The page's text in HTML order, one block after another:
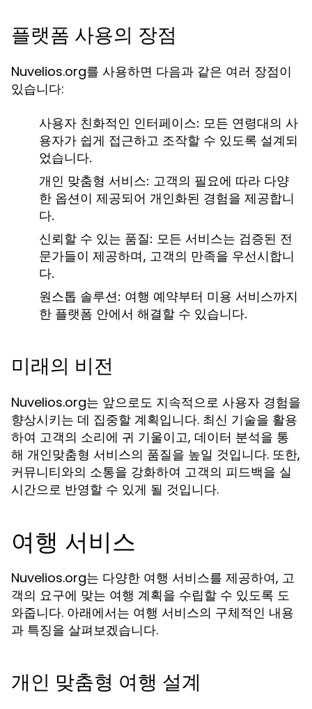
플랫폼 사용의 장점
Nuvelios.org를 사용하면 다음과 같은 여러 장점이
있습니다:
사용자 친화적인 인터페이스: 모든 연령대의 사
용자가 쉽게 접근하고 조작할 수 있도록 설계되
었습니다.
개인 맞춤형 서비스: 고객의 필요에 따라 다양
한 옵션이 제공되어 개인화된 경험을 제공합니
다.
신뢰할 수 있는 품질: 모든 서비스는 검증된 전
문가들이 제공하며, 고객의 만족을 우선시합니
다.
원스톱 솔루션: 여행 예약부터 미용 서비스까지
한 플랫폼 안에서 해결할 수 있습니다.
미래의 비전
Nuvelios.org는 앞으로도 지속적으로 사용자 경험을
향상시키는 데 집중할 계획입니다. 최신 기술을 활용
하여 고객의 소리에 귀 기울이고, 데이터 분석을 통
해 개인맞춤형 서비스의 품질을 높일 것입니다. 또한,
커뮤니티와의 소통을 강화하여 고객의 피드백을 실
시간으로 반영할 수 있게 될 것입니다.
여행 서비스
Nuvelios.org는 다양한 여행 서비스를 제공하여, 고
객의 요구에 맞는 여행 계획을 수립할 수 있도록 도
와줍니다. 아래에서는 여행 서비스의 구체적인 내용
과 특징을 살펴보겠습니다.
개인 맞춤형 여행 설계